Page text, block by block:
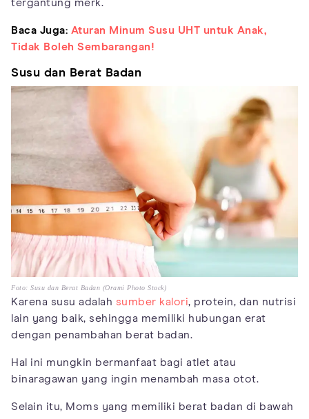
tergantung merk.
Baca Juga: Aturan Minum Susu UHT untuk Anak,
Tidak Boleh Sembarangan!
Susu dan Berat Badan
Foto: Susu dan Berat Badan (Orami Photo Stock)
Karena susu adalah sumber kalori, protein, dan nutrisi
lain yang baik, sehingga memiliki hubungan erat
dengan penambahan berat badan.
Hal ini mungkin bermanfaat bagi atlet atau
binaragawan yang ingin menambah masa otot.
Selain itu, Moms yang memiliki berat badan di bawah